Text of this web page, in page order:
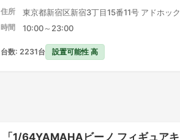
住所 東京都新宿区新宿3丁目15番11号 アドホッ
時間 10:00～23:00
台数: 2231台 設置可能性 高
「1/64YAMAHAビーノ フィギュア